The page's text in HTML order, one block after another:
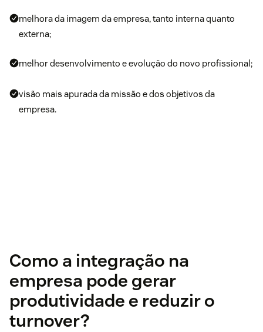
melhora da imagem da empresa, tanto interna quanto
externa;
melhor desenvolvimento e evolução do novo profissional;
visão mais apurada da missão e dos objetivos da
empresa.
Como a integração na
empresa pode gerar
produtividade e reduzir o
turnover?